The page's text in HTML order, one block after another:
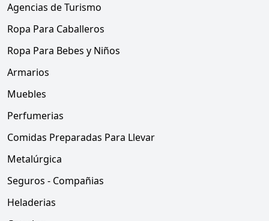
Agencias de Turismo
Ropa Para Caballeros
Ropa Para Bebes y Niños
Armarios
Muebles
Perfumerias
Comidas Preparadas Para Llevar
Metalúrgica
Seguros - Compañias
Heladerias